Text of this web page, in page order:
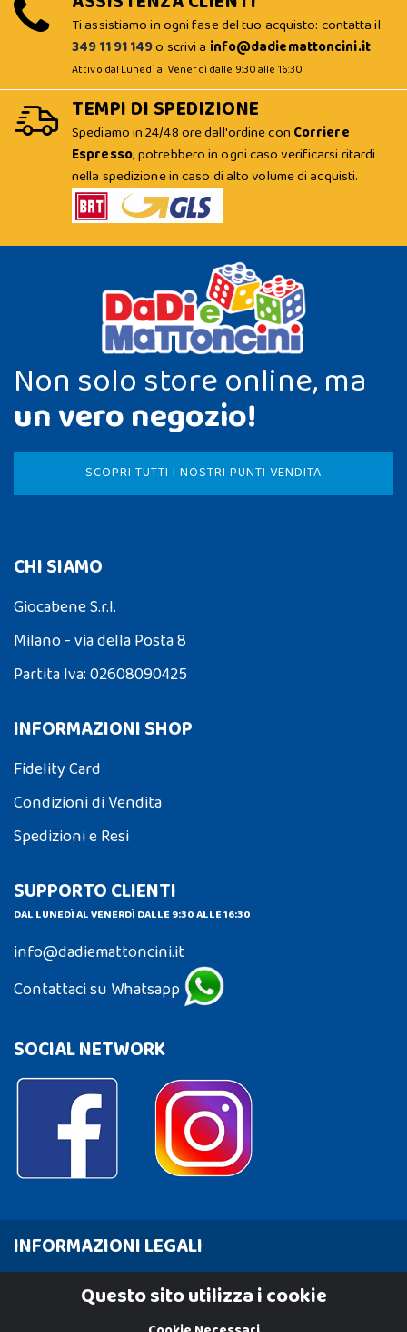
Ti assistiamo in ogni fase del tuo acquisto: contatta il
349 11 91 149o scrivi a info@dadiemattoncini.it
Attivo dal Lunedì al Venerdì dalle 9:30 alle 16:30
TEMPI DI SPEDIZIONE
Spediamo in 24/48 ore dall'ordine con Corriere
Espresso; potrebbero in ogni caso verificarsi ritardi
nella spedizione in caso di alto volume di acquisti.
Non solo store online, ma
un vero negozio!
SCOPRI TUTTI I NOSTRI PUNTI VENDITA
CHI SIAMO
Giocabene S.r.l.
Milano - via della Posta 8
Partita Iva: 02608090425
INFORMAZIONI SHOP
Fidelity Card
Condizioni di Vendita
Spedizioni e Resi
SUPPORTO CLIENTI
DAL LUNEDÌ AL VENERDÌ DALLE 9:30 ALLE 16:30
info@dadiemattoncini.it
Contattaci su Whatsapp
SOCIAL NETWORK
INFORMAZIONI LEGALI
Cookie PolicyQuesto sito utilizza i cookie